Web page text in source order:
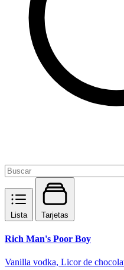
Lista Tarjetas
Rich Man's Poor Boy
Vanilla vodka, Licor de